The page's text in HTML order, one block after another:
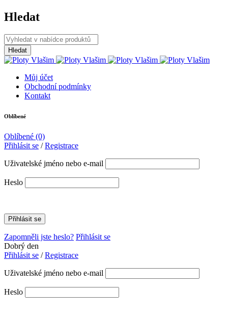
Hledat
Můj účet
Obchodní podmínky
Kontakt
Oblíbené
Oblíbené (0)
Přihlásit se /Registrace
Uživatelské jméno nebo e-mail
Heslo
Zapomněli jste heslo? Přihlásit se
Dobrý den
Přihlásit se /Registrace
Uživatelské jméno nebo e-mail
Heslo